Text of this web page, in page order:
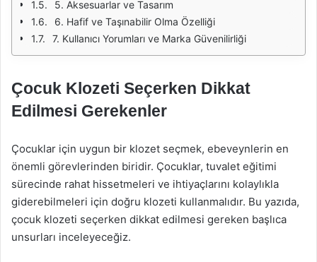
5. Aksesuarlar ve Tasarım
6. Hafif ve Taşınabilir Olma Özelliği
7. Kullanıcı Yorumları ve Marka Güvenilirliği
Çocuk Klozeti Seçerken Dikkat
Edilmesi Gerekenler
Çocuklar için uygun bir klozet seçmek, ebeveynlerin en
önemli görevlerinden biridir. Çocuklar, tuvalet eğitimi
sürecinde rahat hissetmeleri ve ihtiyaçlarını kolaylıkla
giderebilmeleri için doğru klozeti kullanmalıdır. Bu yazıda,
çocuk klozeti seçerken dikkat edilmesi gereken başlıca
unsurları inceleyeceğiz.